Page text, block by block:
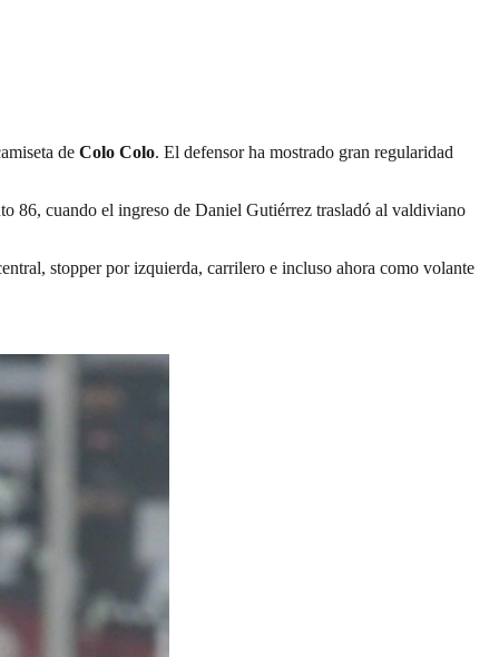
de Colo Colo. El defensor ha mostrado gran regularidad
86, cuando el ingreso de Daniel Gutiérrez trasladó al valdiviano
stopper por izquierda, carrilero e incluso ahora como volante